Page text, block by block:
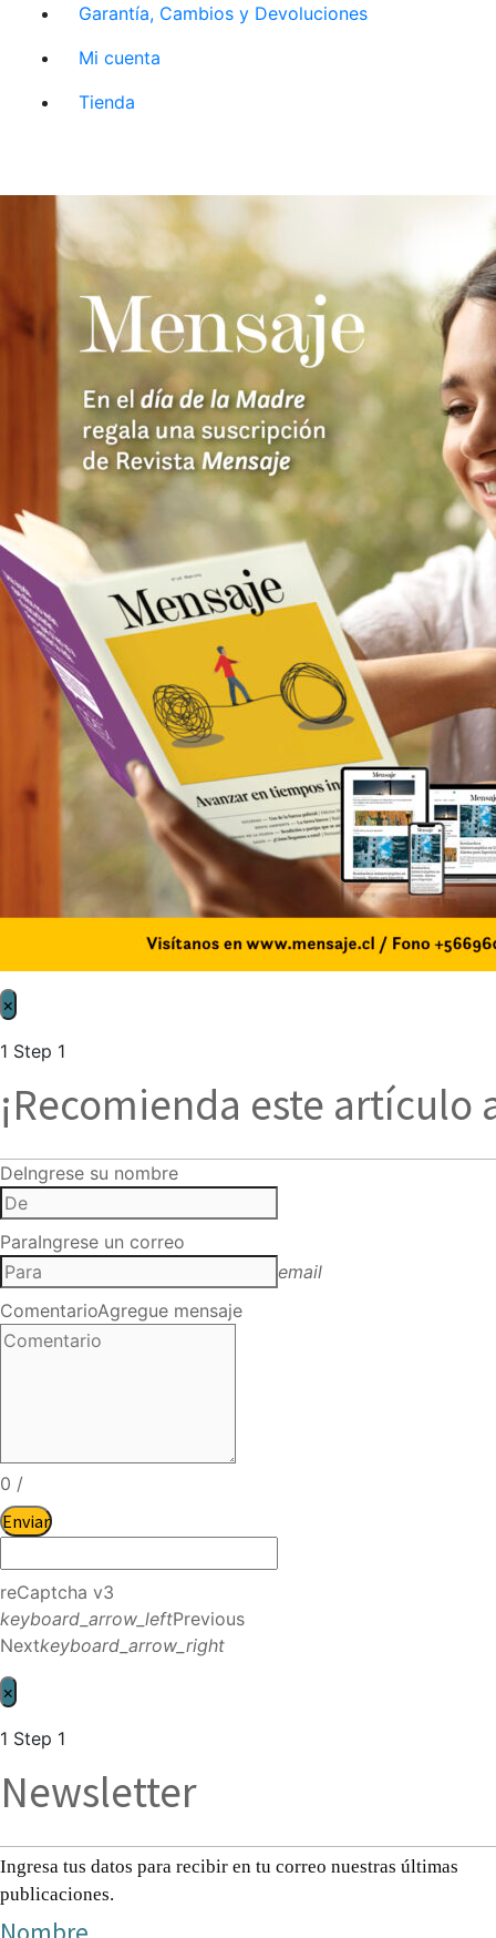
Garantía, Cambios y Devoluciones
Mi cuenta
Tienda
×
1 Step 1
¡Recomienda este artículo
DeIngrese su nombre
ParaIngrese un correo
email
ComentarioAgregue mensaje
0 /
Enviar
reCaptcha v3
keyboard_arrow_leftPrevious
Nextkeyboard_arrow_right
×
1 Step 1
Newsletter
Ingresa tus datos para recibir en tu correo nuestras últimas
publicaciones.